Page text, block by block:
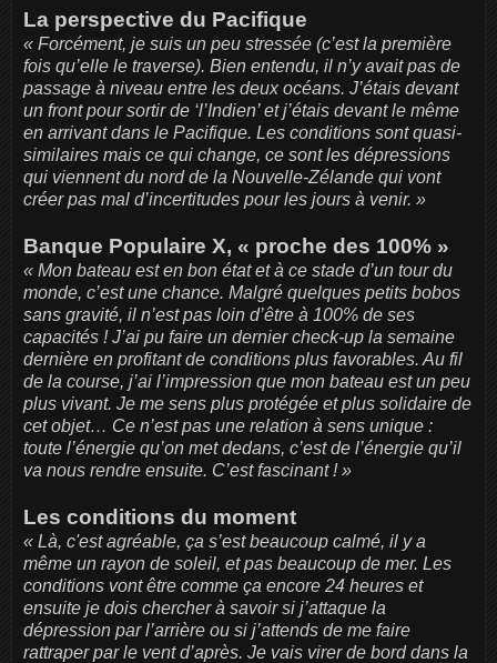
La perspective du Pacifique
« Forcément, je suis un peu stressée (c’est la première
fois qu’elle le traverse). Bien entendu, il n’y avait pas de
passage à niveau entre les deux océans. J’étais devant
un front pour sortir de ‘l’Indien’ et j’étais devant le même
en arrivant dans le Pacifique. Les conditions sont quasi-
similaires mais ce qui change, ce sont les dépressions
qui viennent du nord de la Nouvelle-Zélande qui vont
créer pas mal d’incertitudes pour les jours à venir. »
Banque Populaire X, « proche des 100% »
« Mon bateau est en bon état et à ce stade d’un tour du
monde, c’est une chance. Malgré quelques petits bobos
sans gravité, il n’est pas loin d’être à 100% de ses
capacités ! J’ai pu faire un dernier check-up la semaine
dernière en profitant de conditions plus favorables. Au fil
de la course, j’ai l’impression que mon bateau est un peu
plus vivant. Je me sens plus protégée et plus solidaire de
cet objet… Ce n’est pas une relation à sens unique :
toute l’énergie qu’on met dedans, c’est de l’énergie qu’il
va nous rendre ensuite. C’est fascinant ! »
Les conditions du moment
« Là, c'est agréable, ça s’est beaucoup calmé, il y a
même un rayon de soleil, et pas beaucoup de mer. Les
conditions vont être comme ça encore 24 heures et
ensuite je dois chercher à savoir si j’attaque la
dépression par l’arrière ou si j’attends de me faire
rattraper par le vent d’après. Je vais virer de bord dans la